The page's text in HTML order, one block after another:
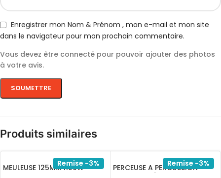
Enregistrer mon Nom & Prénom , mon e-mail et mon site
dans le navigateur pour mon prochain commentaire.
Vous devez être connecté pour pouvoir ajouter des photos
à votre avis.
Produits similaires
Remise -3%
MEULEUSE 125MM 1100W
Remise -3%
PERCEUSE A PERCUSSION